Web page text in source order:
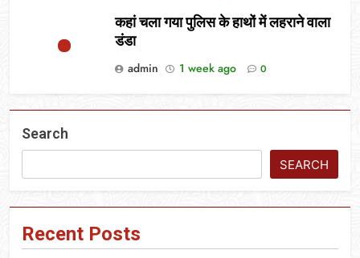
कहां चला गया पुलिस के हाथों में लहराने वाला
डंडा
admin
1 week ago 0
Search
SEARCH
Recent Posts